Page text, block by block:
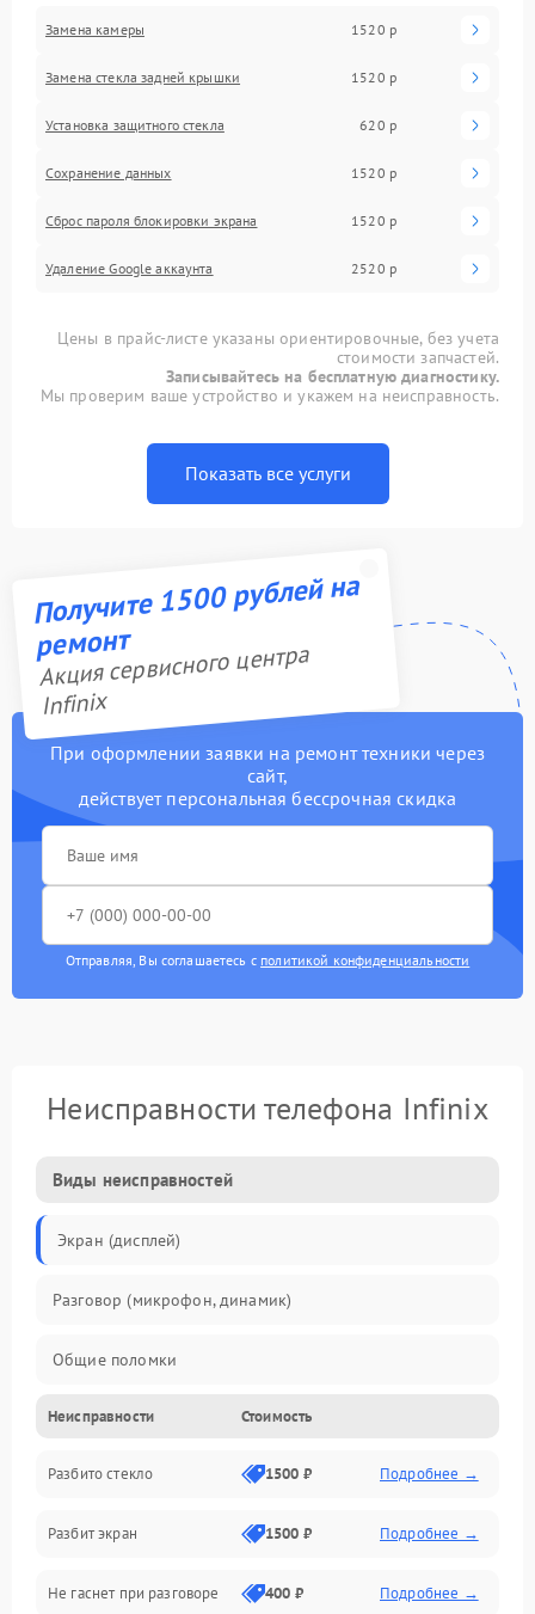
Замена камеры 1520 р
Замена стекла задней крышки 1520 р
Установка защитного стекла 620 р
Сохранение данных 1520 р
Сброс пароля блокировки экрана 1520 р
Удаление Google аккаунта 2520 р
Цены в прайс-листе указаны ориентировочные, без учета
стоимости запчастей.
Записывайтесь на бесплатную диагностику.
Мы проверим ваше устройство и укажем на неисправность.
Показать все услуги
Получите 1500 рублей на
ремонт
Акция сервисного центра
Infinix
При оформлении заявки на ремонт техники через
сайт,
действует персональная бессрочная скидка
Отправляя, Вы соглашаетесь с политикой конфиденциальности
Неисправности телефона Infinix
Виды неисправностей
Экран (дисплей)
Разговор (микрофон, динамик)
Общие поломки
Проблемы связи
Камеры
Проблемы с дисплеем и сенсором
Зарядка
Неисправности Стоимость
Разбито стекло 1500 ₽ Подробнее →
Разбит экран 1500 ₽ Подробнее →
Не гаснет при разговоре 400 ₽ Подробнее →